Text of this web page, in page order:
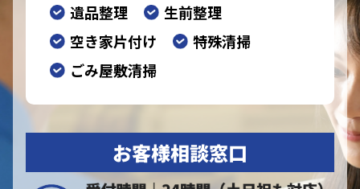
遺品整理
生前整理
空き家片付け
特殊清掃
ごみ屋敷清掃
お客様相談窓口